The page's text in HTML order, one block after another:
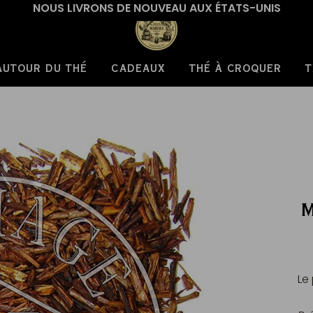
NOUS LIVRONS DE NOUVEAU AUX ÉTATS-UNIS
DU THÉ CADEAUX THÉ À CROQUER